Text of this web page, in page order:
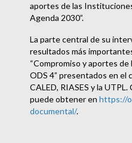
aportes de las
Agenda 2030”.
La parte central de su
resultados más
“Compromiso y aportes de
ODS 4” presentados en el
CALED, RIASES y la
puede obtener en https://
documental/.